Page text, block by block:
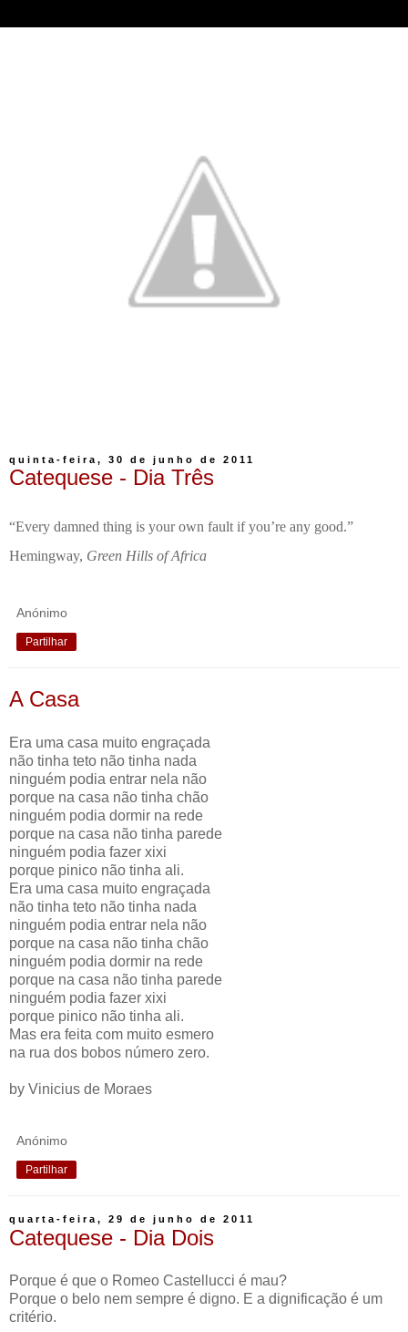
quinta-feira, 30 de junho de 2011
Catequese - Dia Três
“Every damned thing is your own fault if you’re any good.”
Hemingway, Green Hills of Africa
Anónimo
Partilhar
A Casa
Era uma casa muito engraçada
não tinha teto não tinha nada
ninguém podia entrar nela não
porque na casa não tinha chão
ninguém podia dormir na rede
porque na casa não tinha parede
ninguém podia fazer xixi
porque pinico não tinha ali.
Era uma casa muito engraçada
não tinha teto não tinha nada
ninguém podia entrar nela não
porque na casa não tinha chão
ninguém podia dormir na rede
porque na casa não tinha parede
ninguém podia fazer xixi
porque pinico não tinha ali.
Mas era feita com muito esmero
na rua dos bobos número zero.
by Vinicius de Moraes
Anónimo
Partilhar
quarta-feira, 29 de junho de 2011
Catequese - Dia Dois
Porque é que o Romeo Castellucci é mau?
Porque o belo nem sempre é digno. E a dignificação é um
critério.